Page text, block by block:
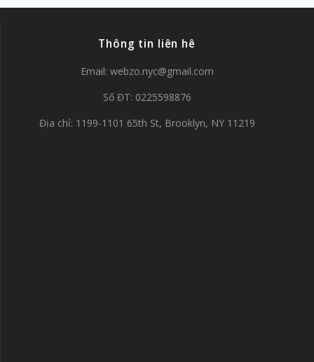
Thông tin liên hê
Email: webzo.nyc@gmail.com
Số ĐT: 0225598876
Địa chỉ: 1199-1101 65th St, Brooklyn, NY 11219